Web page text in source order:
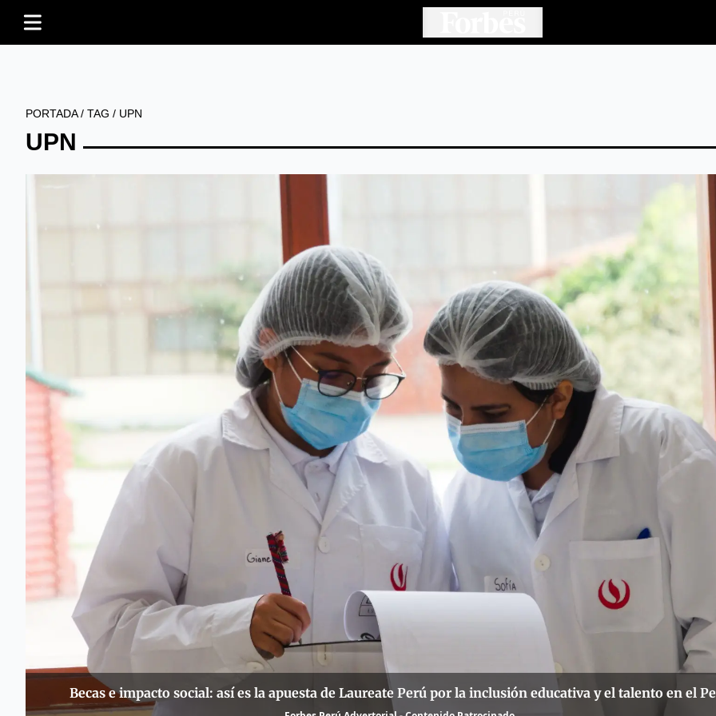
PORTADA/ TAG / UPN
UPN
Becas e impacto social: así es la apuesta de Laureate Perú por la inclusión educativa y el talento en el